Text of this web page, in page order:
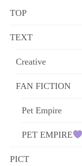
シ
ン
TOP
TEXT
Creative
FAN FICTION
Pet Empire
PET EMPIRE
PICT